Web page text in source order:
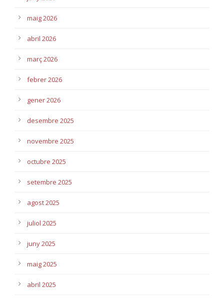
maig 2026
abril 2026
març 2026
febrer 2026
gener 2026
desembre 2025
novembre 2025
octubre 2025
setembre 2025
agost 2025
juliol 2025
juny 2025
maig 2025
abril 2025